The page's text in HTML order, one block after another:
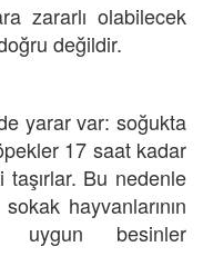
zararlı olabilecek
değildir.
yarar var: soğukta
17 saat kadar
Bu nedenle
hayvanlarının
uygun besinler